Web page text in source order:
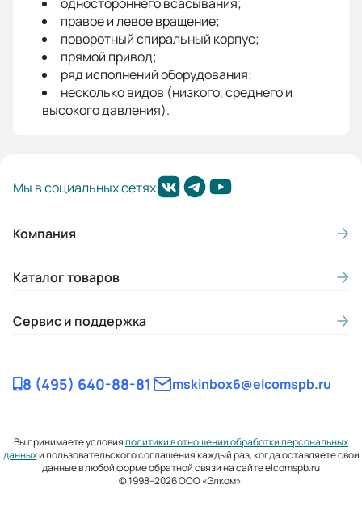
правое и левое вращение;
поворотный спиральный корпус;
прямой привод;
ряд исполнений оборудования;
несколько видов (низкого, среднего и
высокого давления).
Мы в социальных сетях
Компания
Каталог товаров
Сервис и поддержка
8 (495) 640-88-81 mskinbox6@elcomspb.ru
Вы принимаете условияполитики в отношении обработки персональных
данныхи пользовательского соглашения каждый раз, когда оставляете свои
данные в любой форме обратной связи на сайте elcomspb.ru
© 1998–2026 ООО «Элком».